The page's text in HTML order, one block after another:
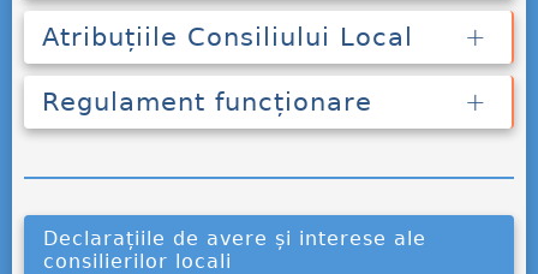
Atribuțiile Consiliului Local
Regulament funcționare
Declarațiile de avere și interese ale
consilierilor locali